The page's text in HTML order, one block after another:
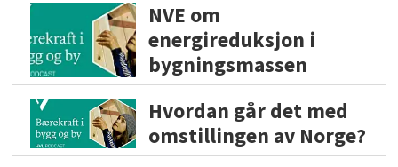
NVE om
energireduksjon i
bygningsmassen
Hvordan går det med
omstillingen av Norge?